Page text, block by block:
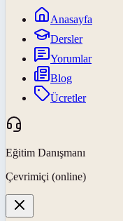
Anasayfa
Dersler
Yorumlar
Blog
Ücretler
Eğitim Danışmanı
Çevrimiçi (online)